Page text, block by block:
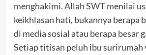
menghakimi. Allah SWT menilai
keikhlasan hati, bukannya berapa
di media sosial atau berapa besar
Setiap titisan peluh ibu surirumah